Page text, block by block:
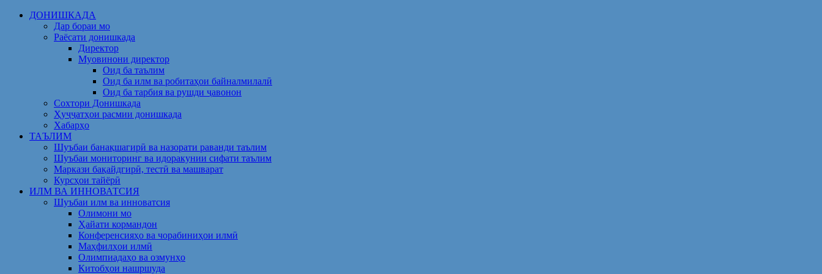
Skip
ДОНИШКАДА
Дар бораи мо
Раёсати донишкада
Директор
Муовинони директор
Оид ба таълим
Оид ба илм ва робитаҳои байналмилалӣ
Оид ба тарбия ва рушди ҷавонон
Сохтори Донишкада
Ҳуҷҷатҳои расмии донишкада
Хабарҳо
ТАЪЛИМ
Шуъбаи банақшагирӣ ва назорати раванди таълим
Шуъбаи мониторинг ва идоракунии сифати таълим
Маркази бақайдгирӣ, тестӣ ва машварат
Курсҳои тайёрӣ
ИЛМ ВА ИННОВАТСИЯ
Шуъбаи илм ва инноватсия
Олимони мо
Ҳайати кормандон
Конференсияҳо ва чорабиниҳои илмӣ
Маҳфилҳои илмӣ
Олимпиадаҳо ва озмунҳо
Китобҳои нашршуда